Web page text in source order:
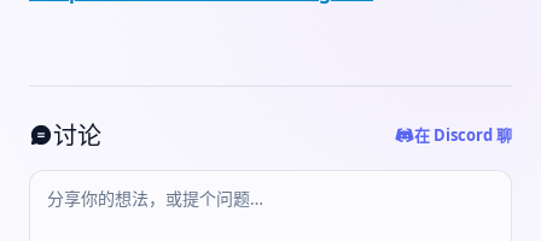
讨论 在 Discord 聊